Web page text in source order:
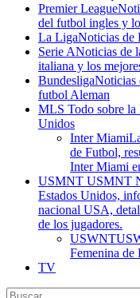
Premier League
del futbol ingles y
La LigaNoticias de
Serie ANoticias de
italiana y los
BundesligaNoticias
futbol Aleman
MLS Todo sobre
Unidos
Inter Miami
de Futbol,
Inter Miami
USMNT USMNT
Estados Unidos,
nacional USA,
de los jugadores.
USWNT
Femenina
TV